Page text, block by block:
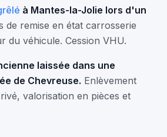
à Mantes-la-Jolie lors d'un
de remise en état carrosserie
du véhicule. Cession VHU.
laissée dans une
de Chevreuse. Enlèvement
valorisation en pièces et